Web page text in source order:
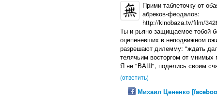
Прими таблеточку от
абреков-феодалов:
http://kinobaza.tv/film/
Ты и рьяно защищаемое тобой
оцепеневших в неподвижном
разрешают дилемму: "ждать
телячьим восторгом от
Я не "ВАШ", поделись своим
(ответить)
Михаил Цененко